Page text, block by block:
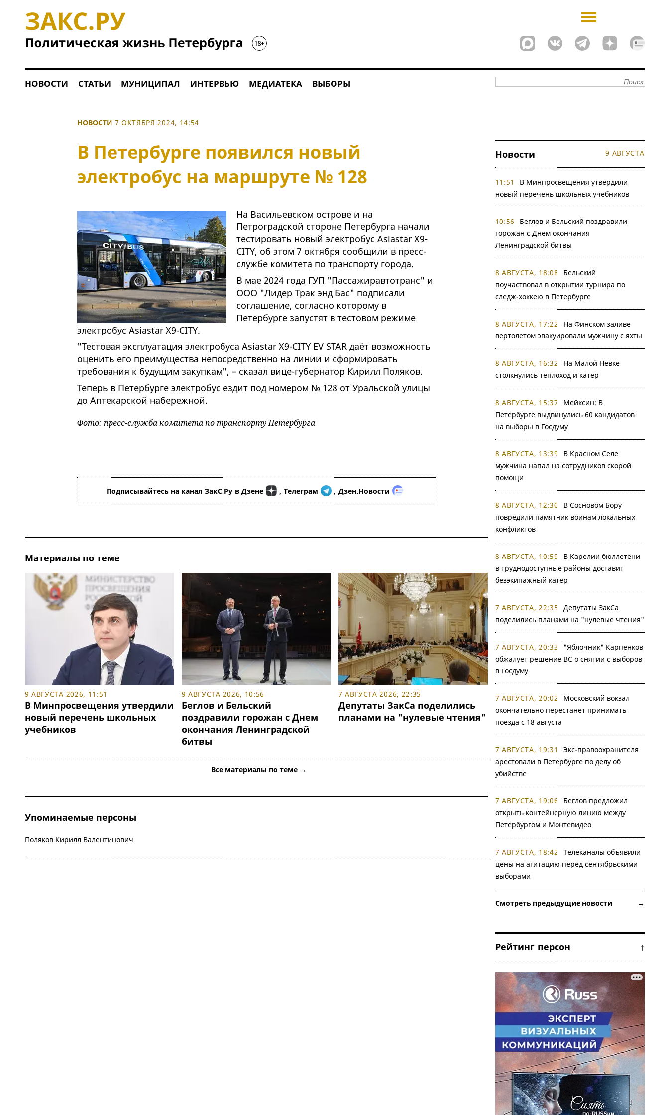
НОВОСТИ СТАТЬИ МУНИЦИПАЛ ИНТЕРВЬЮ МЕДИАТЕКА ВЫБОРЫ
НОВОСТИ 7 ОКТЯБРЯ 2024, 14:54
В Петербурге появился новый
электробус на маршруте № 128
На Васильевском острове и на
Петроградской стороне Петербурга начали
тестировать новый электробус Asiastar X9-
CITY, об этом 7 октября сообщили в пресс-
службе комитета по транспорту города.
В мае 2024 года ГУП "Пассажиравтотранс" и
ООО "Лидер Трак энд Бас" подписали
соглашение, согласно которому в
Петербурге запустят в тестовом режиме
электробус Asiastar X9-CITY.
"Тестовая эксплуатация электробуса Asiastar X9-CITY EV STAR даёт возможность
оценить его преимущества непосредственно на линии и сформировать
требования к будущим закупкам", – сказал вице-губернатор Кирилл Поляков.
Теперь в Петербурге электробус ездит под номером № 128 от Уральской улицы
до Аптекарской набережной.
Фото: пресс-служба комитета по транспорту Петербурга
Подписывайтесь на канал ЗакС.Ру в Дзене , Телеграм , Дзен.Новости
Материалы по теме
9 АВГУСТА 2026, 11:51
В Минпросвещения утвердили
новый перечень школьных
учебников
9 АВГУСТА 2026, 10:56
Беглов и Бельский
поздравили горожан с Днем
окончания Ленинградской
битвы
7 АВГУСТА 2026, 22:35
Депутаты ЗакСа поделились
планами на "нулевые чтения"
Все материалы по теме →
Упоминаемые персоны
Поляков Кирилл Валентинович
Новости 9 АВГУСТА
11:51
В Минпросвещения утвердили
новый перечень школьных учебников
10:56
Беглов и Бельский поздравили
горожан с Днем окончания
Ленинградской битвы
8 АВГУСТА, 18:08
Бельский
поучаствовал в открытии турнира по
следж-хоккею в Петербурге
8 АВГУСТА, 17:22
На Финском заливе
вертолетом эвакуировали мужчину с яхты
8 АВГУСТА, 16:32
На Малой Невке
столкнулись теплоход и катер
8 АВГУСТА, 15:37
Мейксин: В
Петербурге выдвинулись 60 кандидатов
на выборы в Госдуму
8 АВГУСТА, 13:39
В Красном Селе
мужчина напал на сотрудников скорой
помощи
8 АВГУСТА, 12:30
В Сосновом Бору
повредили памятник воинам локальных
конфликтов
8 АВГУСТА, 10:59
В Карелии бюллетени
в труднодоступные районы доставит
безэкипажный катер
7 АВГУСТА, 22:35
Депутаты ЗакСа
поделились планами на "нулевые чтения"
7 АВГУСТА, 20:33
"Яблочник" Карпенков
обжалует решение ВС о снятии с выборов
в Госдуму
7 АВГУСТА, 20:02
Московский вокзал
окончательно перестанет принимать
поезда с 18 августа
7 АВГУСТА, 19:31
Экс-правоохранителя
арестовали в Петербурге по делу об
убийстве
7 АВГУСТА, 19:06
Беглов предложил
открыть контейнерную линию между
Петербургом и Монтевидео
7 АВГУСТА, 18:42
Телеканалы объявили
цены на агитацию перед сентябрьскими
выборами
Смотреть предыдущие новости →
Рейтинг персон ↑